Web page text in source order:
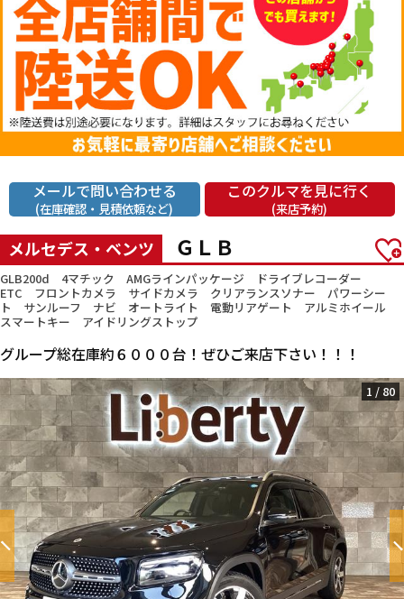
メールで問い合わせる
(在庫確認・見積依頼など)
このクルマを見に行く
(来店予約)
メルセデス・ベンツ ＧＬＢ
GLB200d 4マチック AMGラインパッケージ ドライブレコーダー
ETC フロントカメラ サイドカメラ クリアランスソナー パワーシー
ト サンルーフ ナビ オートライト 電動リアゲート アルミホイール
スマートキー アイドリングストップ
グループ総在庫約６０００台！ぜひご来店下さい！！！
1 / 80